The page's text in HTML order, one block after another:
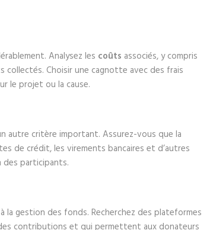
Analysez les coûts associés, y compris
Choisir une cagnotte avec des frais
le projet ou la cause.
autre critère important. Assurez-vous que la
de crédit, les virements bancaires et d’autres
participants.
gestion des fonds. Recherchez des plateformes
contributions et qui permettent aux donateurs